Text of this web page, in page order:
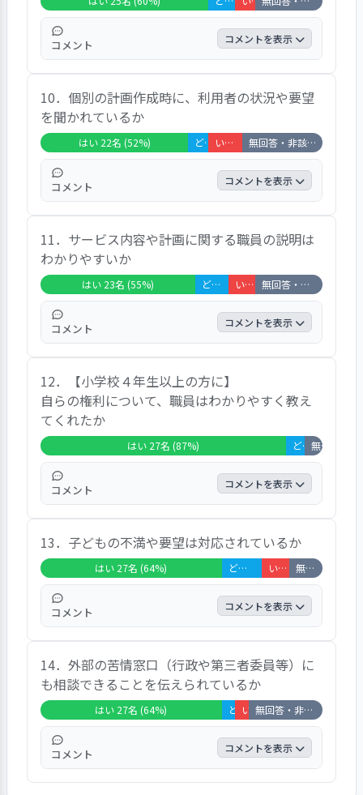
いると）感じます、職員が思うことなので自
分ではわかりません、との回答があった。
コメント コメントを表示
子どものプライバシーについては、２５名が
守られていると回答している。個人的な事は
他の子が眠った後にリビングなどで話をしま
す、自室の物を片付けられたことがあった、
陰では話しているかもしれません、などがあ
がっている。
10．個別の計画作成時に、利用者の状況や要望
を聞かれているか
はい 22名 (52%) どちらともいえない 3名 (7%) いいえ 5名 (12%) 無回答・非該当 12名 (29%)
コメント コメントを表示
個別支援計画作成の際、子ども自身の状況や
要望を聞かれていると回答したのは２２名で
あった。課外活動の試合を積極的に勧めてく
れます、進学についての話をしています、ち
ょくちょく面談をしています、などがあがっ
ている。
11．サービス内容や計画に関する職員の説明は
わかりやすいか
はい 23名 (55%) どちらともいえない 5名 (12%) いいえ 4名 (10%) 無回答・非該当 10名 (24%)
コメント コメントを表示
サービス内容や計画に関する説明について
は、２３名がわかりやすいと回答している。
具体的にわかりやすく説明してくれます、年
に一回説明がある、あまり覚えていません、
などがあがっている。
12．【小学校４年生以上の方に】
自らの権利について、職員はわかりやすく教え
てくれたか
はい 27名 (87%) どちらともいえない 2名 (6%) 無回答・非該当 2名 (6%)
コメント コメントを表示
小学校４年生以上の子どもは３１名であり、
２７名が子どもの権利についてわかりやすく
教えてくれていると回答している。「いい
え」の回答はみられなかった。権利の集いに
は毎回参加します、半年に一回説明会をしま
すが何回も聞いているので面倒です、施設長
がわかりやすく教えてくれます、などのコメ
ントがあがっている。
13．子どもの不満や要望は対応されているか
はい 27名 (64%) どちらともいえない 6名 (14%) いいえ 4名 (10%) 無回答・非該当 5名 (12%)
コメント コメントを表示
不満や要望については、２７名が対応されて
いると回答している。自分にとって大切な事
は話しています、我慢してしまうことがあり
ます、はがきで投書したことがあります、時
と場合によると思います、などのコメントが
あがっている。
14．外部の苦情窓口（行政や第三者委員等）に
も相談できることを伝えられているか
はい 27名 (64%) どちらともいえない 2名 (5%) いいえ 2名 (5%) 無回答・非該当 11名 (26%)
コメント コメントを表示
外部相談窓口については、２７名が相談でき